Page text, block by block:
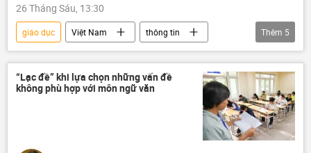
26 Tháng Sáu, 13:30
giáo dục Việt Nam
thông tin
Tô Lâm
Đảng Cộng sản Việt Nam
Trẻ em
học sinh giáo viên
Thêm 5
“Lạc đề” khi lựa chọn những vấn đề
không phù hợp với môn ngữ văn